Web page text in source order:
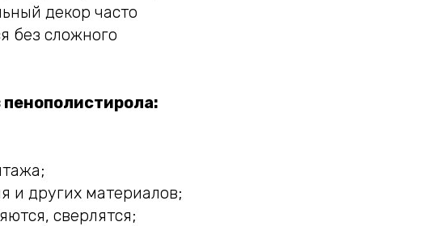
декор часто
без сложного
и других материалов;
сверлятся;